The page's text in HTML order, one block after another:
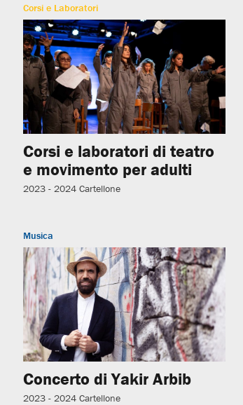
Corsi e Laboratori
Corsi e laboratori di teatro
e movimento per adulti
2023 - 2024 Cartellone
Musica
Concerto di Yakir Arbib
2023 - 2024 Cartellone